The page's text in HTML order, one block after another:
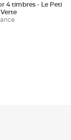
4 timbres - Le Petit